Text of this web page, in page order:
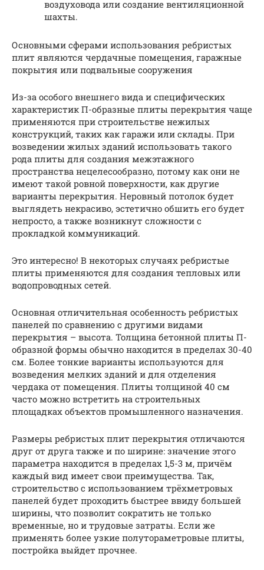
воздуховода или создание вентиляционной
шахты.
Основными сферами использования ребристых
плит являются чердачные помещения, гаражные
покрытия или подвальные сооружения
Из-за особого внешнего вида и специфических
характеристик П-образные плиты перекрытия чаще
применяются при строительстве нежилых
конструкций, таких как гаражи или склады. При
возведении жилых зданий использовать такого
рода плиты для создания межэтажного
пространства нецелесообразно, потому как они не
имеют такой ровной поверхности, как другие
варианты перекрытия. Неровный потолок будет
выглядеть некрасиво, эстетично обшить его будет
непросто, а также возникнут сложности с
прокладкой коммуникаций.
Это интересно! В некоторых случаях ребристые
плиты применяются для создания тепловых или
водопроводных сетей.
Основная отличительная особенность ребристых
панелей по сравнению с другими видами
перекрытия – высота. Толщина бетонной плиты П-
образной формы обычно находится в пределах 30-40
см. Более тонкие варианты используются для
возведения мелких зданий и для отделения
чердака от помещения. Плиты толщиной 40 см
часто можно встретить на строительных
площадках объектов промышленного назначения.
Размеры ребристых плит перекрытия отличаются
друг от друга также и по ширине: значение этого
параметра находится в пределах 1,5-3 м, причём
каждый вид имеет свои преимущества. Так,
строительство с использованием трёхметровых
панелей будет проходить быстрее ввиду большей
ширины, что позволит сократить не только
временные, но и трудовые затраты. Если же
применять более узкие полутораметровые плиты,
постройка выйдет прочнее.